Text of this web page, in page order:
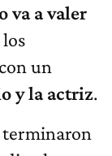
va a valer
un
y la actriz.
terminaron